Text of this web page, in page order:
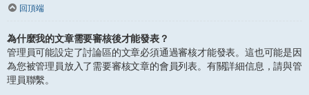
回頂端
為什麼我的文章需要審核後才能發表？
管理員可能設定了討論區的文章必須通過審核才能發表。這也可能是因
為您被管理員放入了需要審核文章的會員列表。有關詳細信息，請與管
理員聯繫。